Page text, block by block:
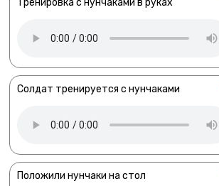
Тренировка с нунчаками в руках
Солдат тренируется с нунчаками
Положили нунчаки на стол